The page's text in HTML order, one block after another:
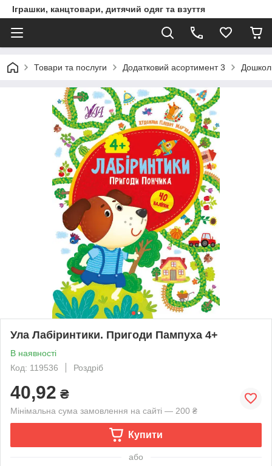
Іграшки, канцтовари, дитячий одяг та взуття
Товари та послуги Додатковий асортимент 3
Ула Лабіринтики. Пригоди Пампуха 4+
В наявності
Код: 119536
Роздріб
40,92 ₴
Мінімальна сума замовлення на сайті — 200 ₴
Купити
або